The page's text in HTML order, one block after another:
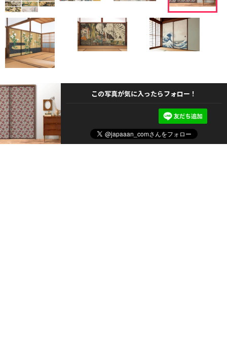
この写真が気に入ったらフォロー！